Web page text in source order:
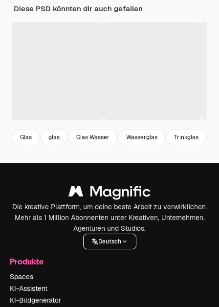
Diese PSD könnten dir auch gefallen
Glas glas Glas Wasser Wasserglas Trinkglas
Die kreative Plattform, um deine beste Arbeit zu verwirklichen.
Mehr als 1 Million Abonnenten unter Kreativen, Unternehmen,
Agenturen und Studios.
Deutsch
Produkte
Spaces
KI-Assistent
KI-Bildgenerator